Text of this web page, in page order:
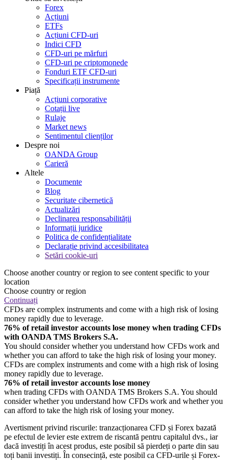
Forex
Acțiuni
ETFs
Acțiuni CFD-uri
Indici CFD
CFD-uri pe mărfuri
CFD-uri pe criptomonede
Fonduri ETF CFD-uri
Specificații instrumente
Piață
Acțiuni corporative
Cotații live
Rulaje
Market news
Sentimentul clienților
Despre noi
OANDA Group
Carieră
Altele
Documente
Blog
Securitate cibernetică
Actualizări
Declinarea responsabilității
Informații juridice
Politica de confidențialitate
Declarație privind accesibilitatea
Setări cookie-uri
Choose another country or region to see content specific to your
location
Choose country or region
Continuați
CFDs are complex instruments and come with a high risk of losing
money rapidly due to leverage.
76% of retail investor accounts lose money when trading CFDs
with OANDA TMS Brokers S.A.
You should consider whether you understand how CFDs work and
whether you can afford to take the high risk of losing your money.
CFDs are complex instruments and come with a high risk of losing
money rapidly due to leverage.
76% of retail investor accounts lose money
when trading CFDs with OANDA TMS Brokers S.A. You should
consider whether you understand how CFDs work and whether you
can afford to take the high risk of losing your money.
Avertisment privind riscurile: tranzacționarea CFD și Forex bazată
pe efectul de levier este extrem de riscantă pentru capitalul dvs., iar
dacă investiți în acest produs, este posibil să pierdeți o parte din sau
toți banii investiți. În consecință, este posibil ca CFD-urile și Forex-